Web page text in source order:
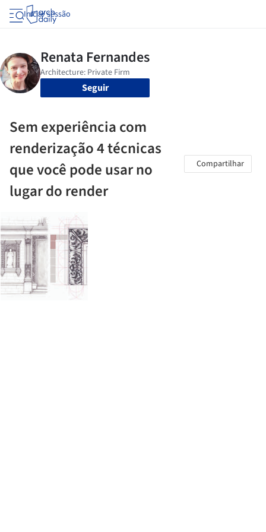
Iniciar sessão
Seguir
Sem experiência com
renderização 4 técnicas
que você pode usar no
lugar do render
Compartilhar